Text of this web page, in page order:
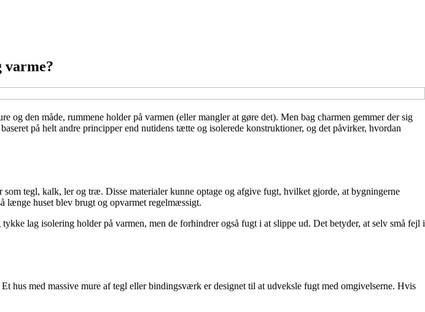
varme?
den måde, rummene holder på varmen (eller mangler at gøre det). Men bag charmen gemmer der sig
på helt andre principper end nutidens tætte og isolerede konstruktioner, og det påvirker, hvordan
tegl, kalk, ler og træ. Disse materialer kunne optage og afgive fugt, hvilket gjorde, at bygningerne
længe huset blev brugt og opvarmet regelmæssigt.
lag isolering holder på varmen, men de forhindrer også fugt i at slippe ud. Det betyder, at selv små fejl i
hus med massive mure af tegl eller bindingsværk er designet til at udveksle fugt med omgivelserne. Hvis